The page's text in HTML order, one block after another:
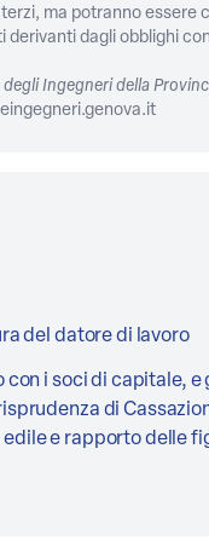
ma potranno
derivanti dagli obblighi
Ingegneri della
del datore di lavoro
i soci di capitale, e
di
e rapporto delle